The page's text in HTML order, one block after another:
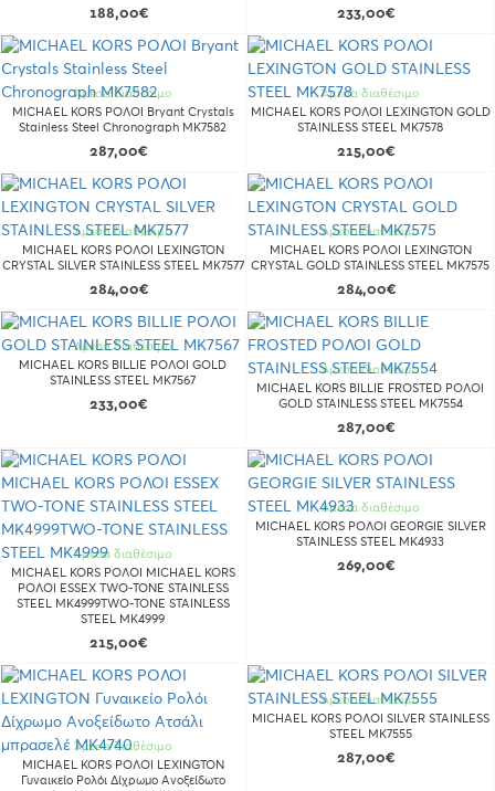
188,00€ 233,00€
Άμεσα διαθέσιμο
MICHAEL KORS ΡΟΛΟΙ Bryant Crystals
Stainless Steel Chronograph MK7582
287,00€
Άμεσα διαθέσιμο
MICHAEL KORS ΡΟΛΟΙ LEXINGTON GOLD
STAINLESS STEEL MK7578
215,00€
Άμεσα διαθέσιμο
MICHAEL KORS ΡΟΛΟΙ LEXINGTON
CRYSTAL SILVER STAINLESS STEEL MK7577
284,00€
Άμεσα διαθέσιμο
MICHAEL KORS ΡΟΛΟΙ LEXINGTON
CRYSTAL GOLD STAINLESS STEEL MK7575
284,00€
Άμεσα διαθέσιμο
MICHAEL KORS BILLIE ΡΟΛΟΙ GOLD
STAINLESS STEEL MK7567
233,00€
Άμεσα διαθέσιμο
MICHAEL KORS BILLIE FROSTED ΡΟΛΟΙ
GOLD STAINLESS STEEL MK7554
287,00€
Άμεσα διαθέσιμο
MICHAEL KORS ΡΟΛΟΙ MICHAEL KORS
ΡΟΛΟΙ ESSEX TWO-TONE STAINLESS
STEEL MK4999TWO-TONE STAINLESS
STEEL MK4999
215,00€
Άμεσα διαθέσιμο
MICHAEL KORS ΡΟΛΟΙ GEORGIE SILVER
STAINLESS STEEL MK4933
269,00€
Άμεσα διαθέσιμο
MICHAEL KORS ΡΟΛΟΙ LEXINGTON
Γυναικείο Ρολόι Δίχρωμο Ανοξείδωτο
Άμεσα διαθέσιμο
MICHAEL KORS ΡΟΛΟΙ SILVER STAINLESS
STEEL MK7555
287,00€